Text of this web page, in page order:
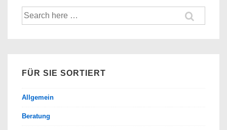
Banken
Suche
nach:
FÜR SIE SORTIERT
Allgemein
Beratung